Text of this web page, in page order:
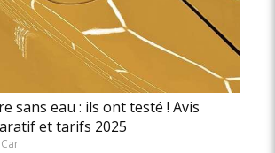
sans eau : ils ont testé ! Avis
et tarifs 2025